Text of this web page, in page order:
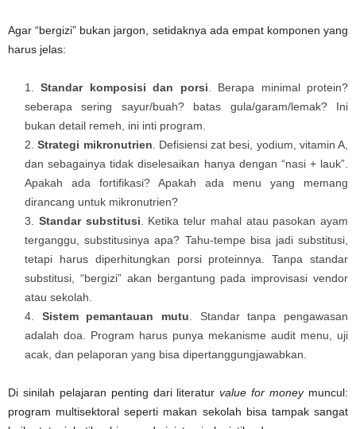
Agar “bergizi” bukan jargon, setidaknya ada empat komponen yang
harus jelas:
Standar komposisi dan porsi. Berapa minimal protein?
seberapa sering sayur/buah? batas gula/garam/lemak? Ini
bukan detail remeh, ini inti program.
Strategi mikronutrien. Defisiensi zat besi, yodium, vitamin A,
dan sebagainya tidak diselesaikan hanya dengan “nasi + lauk”.
Apakah ada fortifikasi? Apakah ada menu yang memang
dirancang untuk mikronutrien?
Standar substitusi. Ketika telur mahal atau pasokan ayam
terganggu, substitusinya apa? Tahu-tempe bisa jadi substitusi,
tetapi harus diperhitungkan porsi proteinnya. Tanpa standar
substitusi, “bergizi” akan bergantung pada improvisasi vendor
atau sekolah.
Sistem pemantauan mutu. Standar tanpa pengawasan
adalah doa. Program harus punya mekanisme audit menu, uji
acak, dan pelaporan yang bisa dipertanggungjawabkan.
Di sinilah pelajaran penting dari literaturvalue for moneymuncul:
program multisektoral seperti makan sekolah bisa tampak sangat